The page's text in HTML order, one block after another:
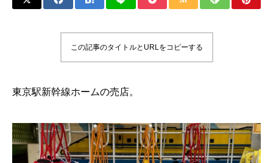
この記事のタイトルとURLをコピーする
東京駅新幹線ホームの売店。